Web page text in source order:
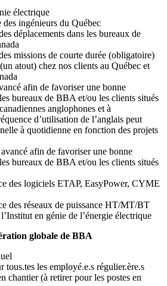
électrique
ingénieurs du Québec
déplacements dans les bureaux de
missions de courte durée (obligatoire)
atout) chez nos clients au Québec et
afin de favoriser une bonne
bureaux de BBA et/ou les clients situés
anglophones et à
d’utilisation de l’anglais peut
à quotidienne en fonction des projets
afin de favoriser une bonne
bureaux de BBA et/ou les clients situés
des logiciels ETAP, EasyPower, CYME
des réseaux de puissance HT/MT/BT
en génie de l’énergie électrique
globale de BBA
tous.tes les employé.e.s régulier.ère.s
chantier (à retirer pour les postes en